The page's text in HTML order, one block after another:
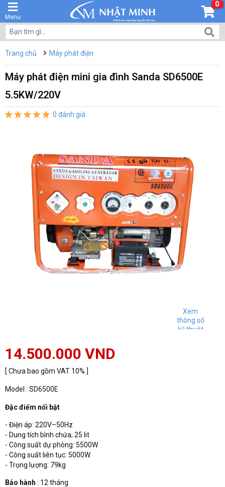
Menu
0
Trang chủ Máy phát điện
Máy phát điện mini gia đình Sanda SD6500E
5.5KW/220V
0 đánh giá
Xem
thông số
kỹ thuật
14.500.000 VND
[ Chưa bao gồm VAT 10% ]
Model : SD6500E
Đặc điểm nổi bật
- Điện áp: 220V–50Hz
- Dung tích bình chứa; 25 lit
- Công suất dự phòng: 5500W
- Công suất liên tục: 5000W
- Trọng lượng: 79kg
Bảo hành : 12 tháng